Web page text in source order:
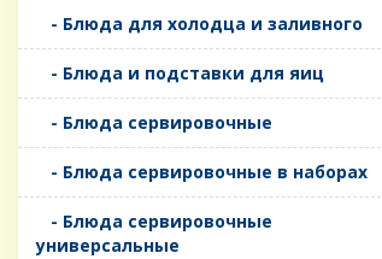
- Блюда для холодца и заливного
- Блюда и подставки для яиц
- Блюда сервировочные
- Блюда сервировочные в наборах
- Блюда сервировочные
универсальные